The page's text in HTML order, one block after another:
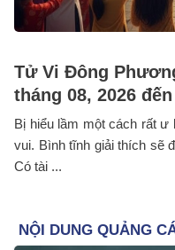
Tử Vi Đông
tháng 08, 2026
Bị hiểu lầm một cách rất
vui. Bình tĩnh giải thích sẽ
Có tài ...